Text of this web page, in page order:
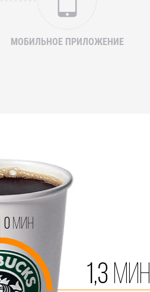
МОБИЛЬНОЕ ПРИЛОЖЕНИЕ
0 мин
1,3 мин